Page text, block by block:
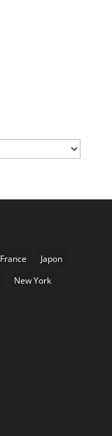
France
Japon
New York